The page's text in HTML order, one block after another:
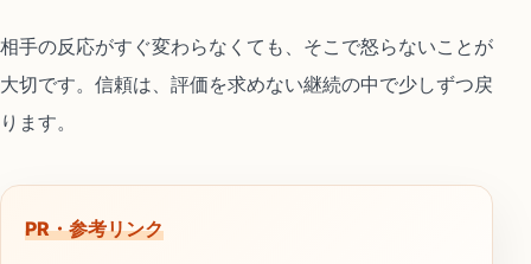
相手の反応がすぐ変わらなくても、そこで怒らないことが
大切です。信頼は、評価を求めない継続の中で少しずつ戻
ります。
PR・参考リンク